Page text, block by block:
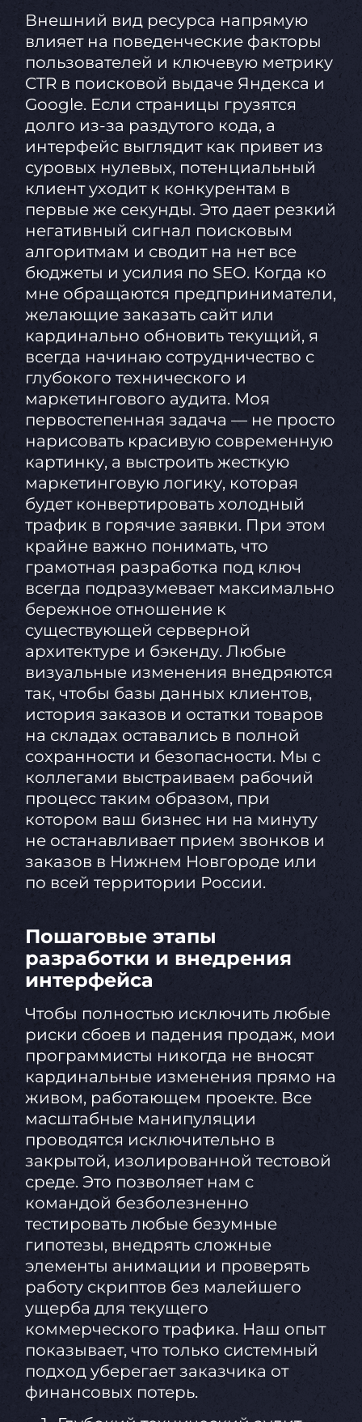
Внешний вид ресурса напрямую
влияет на поведенческие факторы
пользователей и ключевую метрику
CTR в поисковой выдаче Яндекса и
Google. Если страницы грузятся
долго из-за раздутого кода, а
интерфейс выглядит как привет из
суровых нулевых, потенциальный
клиент уходит к конкурентам в
первые же секунды. Это дает резкий
негативный сигнал поисковым
алгоритмам и сводит на нет все
бюджеты и усилия по SEO. Когда ко
мне обращаются предприниматели,
желающие заказать сайт или
кардинально обновить текущий, я
всегда начинаю сотрудничество с
глубокого технического и
маркетингового аудита. Моя
первостепенная задача — не просто
нарисовать красивую современную
картинку, а выстроить жесткую
маркетинговую логику, которая
будет конвертировать холодный
трафик в горячие заявки. При этом
крайне важно понимать, что
грамотная разработка под ключ
всегда подразумевает максимально
бережное отношение к
существующей серверной
архитектуре и бэкенду. Любые
визуальные изменения внедряются
так, чтобы базы данных клиентов,
история заказов и остатки товаров
на складах оставались в полной
сохранности и безопасности. Мы с
коллегами выстраиваем рабочий
процесс таким образом, при
котором ваш бизнес ни на минуту
не останавливает прием звонков и
заказов в Нижнем Новгороде или
по всей территории России.
Пошаговые этапы
разработки и внедрения
интерфейса
Чтобы полностью исключить любые
риски сбоев и падения продаж, мои
программисты никогда не вносят
кардинальные изменения прямо на
живом, работающем проекте. Все
масштабные манипуляции
проводятся исключительно в
закрытой, изолированной тестовой
среде. Это позволяет нам с
командой безболезненно
тестировать любые безумные
гипотезы, внедрять сложные
элементы анимации и проверять
работу скриптов без малейшего
ущерба для текущего
коммерческого трафика. Наш опыт
показывает, что только системный
подход уберегает заказчика от
финансовых потерь.